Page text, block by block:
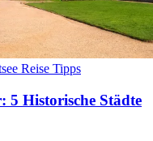
Reise Tipps
5 Historische Städte